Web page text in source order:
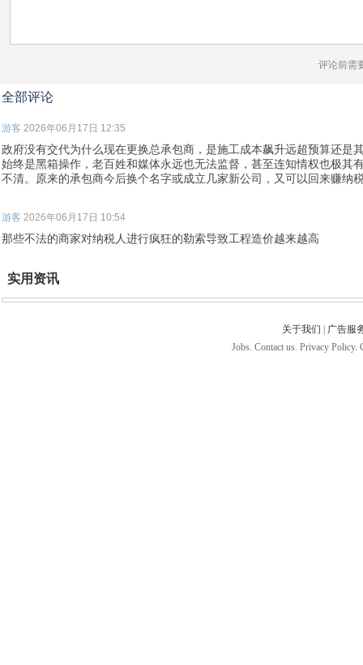
评论前需
全部评论
游客 2026年06月17日 12:35
政府没有交代为什么现在更换总承包商，是施工成本飙升远超预算还是
始终是黑箱操作，老百姓和媒体永远也无法监督，甚至连知情权也极其
不清。原来的承包商今后换个名字或成立几家新公司，又可以回来赚纳
游客 2026年06月17日 10:54
那些不法的商家对纳税人进行疯狂的勒索导致工程造价越来越高
实用资讯
关于我们
广告服
Jobs. Contact us. Privacy